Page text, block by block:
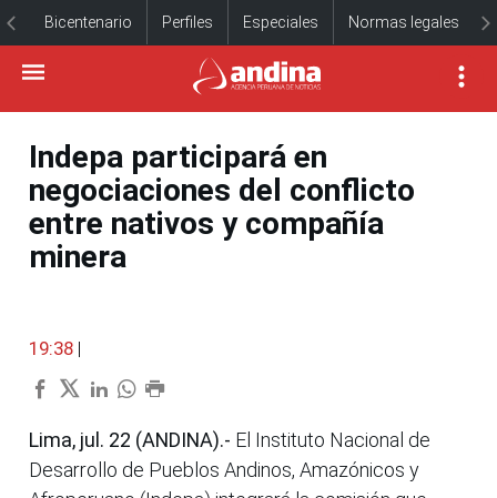
Bicentenario Perfiles Especiales Normas legales
Indepa participará en
negociaciones del conflicto
entre nativos y compañía
minera
19:38 |
Lima, jul. 22 (ANDINA).- El Instituto Nacional de
Desarrollo de Pueblos Andinos, Amazónicos y